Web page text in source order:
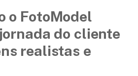
o FotoModel
do cliente
realistas e